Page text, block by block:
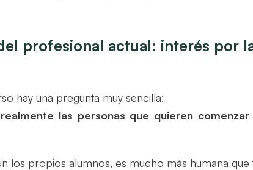
profesional actual: interés por
hay una pregunta muy sencilla:
las personas que quieren
los propios alumnos, es mucho más humana que